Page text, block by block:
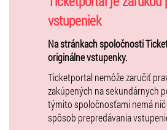
Maurice Ravel: Pavane pour une infante
Isaac Albèniz (1860 – 1909): El Puerto°
Española), Cordoba° (Cantos de España)
Jozef Kolkovič (nar. 1957): Bonjour, Au
Astor Piazzolla (1921 – 1992): Tango Suite
Tomasi-Musso Guitar Duo (IT): Davide
vstupeniek
Na stránkach spoločnosti
originálne vstupenky.
Ticketportal nemôže zaručiť
zakúpených na sekundárnych
týmito spoločnosťami nemá
spôsob prepredávania